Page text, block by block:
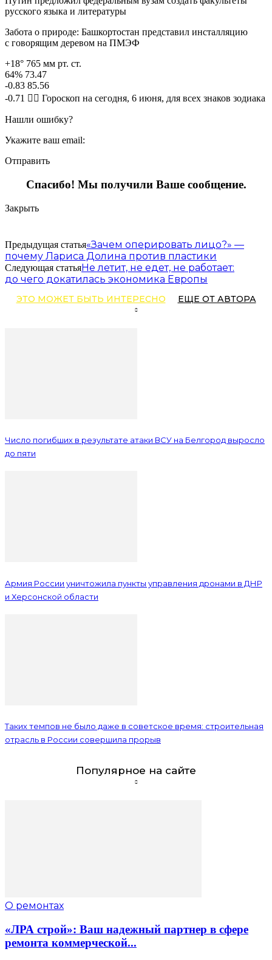
русского языка и литературы
Забота о природе: Башкортостан представил инсталляцию
с говорящим деревом на ПМЭФ
+18° 765 мм рт. ст.
64% 73.47
-0.83 85.56
-0.71 🧙‍♀ Гороскоп на сегодня, 6 июня, для всех знаков зодиака
Нашли ошибку?
Укажите ваш email:
Отправить
Спасибо! Мы получили Ваше сообщение.
Закрыть
Предыдущая статья«Зачем оперировать лицо?» —
почему Лариса Долина против пластики
Следующая статьяНе летит, не едет, не работает:
до чего докатилась экономика Европы
ЭТО МОЖЕТ БЫТЬ ИНТЕРЕСНО ЕЩЕ ОТ АВТОРА
Число погибших в результате атаки ВСУ на Белгород выросло
до пяти
Армия России уничтожила пункты управления дронами в ДНР
и Херсонской области
Таких темпов не было даже в советское время: строительная
отрасль в России совершила прорыв
Популярное на сайте
О ремонтах
«ЛРА строй»: Ваш надежный партнер в сфере
ремонта коммерческой...